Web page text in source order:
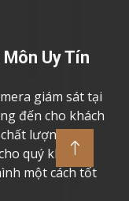
Uy Tín
giám sát tại
đến cho khách
lượng cao,
quý khách
một cách tốt